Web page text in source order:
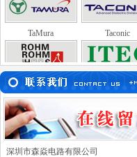
Rohm Iteq
深圳市森焱电路有限公司